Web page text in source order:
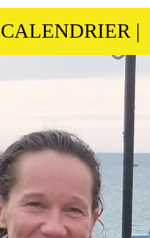
CALENDRIER|